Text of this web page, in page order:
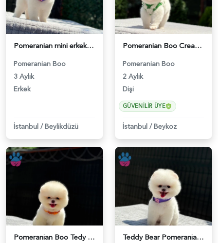
Pomeranian mini erkek yavrumuz teddy - 6256
Pomeranian Boo
3 Aylık
Erkek
İstanbul /Beylikdüzü
Pomeranian Boo Cream Beyaz Yavrumuz - 6251
Pomeranian Boo
2 Aylık
Dişi
GÜVENILIR ÜYE
İstanbul /Beykoz
Pomeranian Boo Tedy 2 Aylık Şeker Yavrumuz - 6250 Teddy Bear Pomeranian Boo Yavrumuz Ruhsatlı Çiftlik - 6247